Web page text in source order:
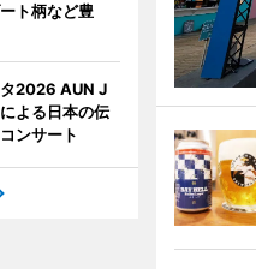
ト柄など豊
2026 AUN J
よる日本の伝
ンサート